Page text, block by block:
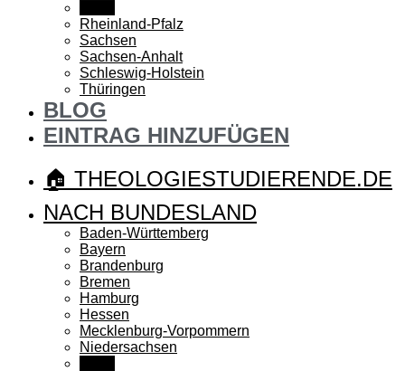
Rheinland-Pfalz
Sachsen
Sachsen-Anhalt
Schleswig-Holstein
Thüringen
BLOG
EINTRAG HINZUFÜGEN
🏠 THEOLOGIESTUDIERENDE.DE
NACH BUNDESLAND
Baden-Württemberg
Bayern
Brandenburg
Bremen
Hamburg
Hessen
Mecklenburg-Vorpommern
Niedersachsen